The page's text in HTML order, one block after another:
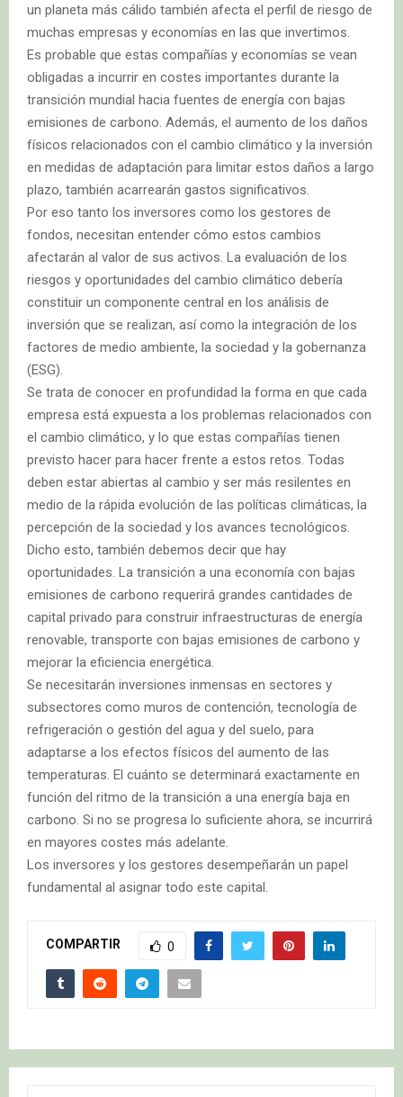
un planeta más cálido también afecta el perfil de riesgo de
muchas empresas y economías en las que invertimos.
Es probable que estas compañías y economías se vean
obligadas a incurrir en costes importantes durante la
transición mundial hacia fuentes de energía con bajas
emisiones de carbono. Además, el aumento de los daños
físicos relacionados con el cambio climático y la inversión
en medidas de adaptación para limitar estos daños a largo
plazo, también acarrearán gastos significativos.
Por eso tanto los inversores como los gestores de
fondos, necesitan entender cómo estos cambios
afectarán al valor de sus activos. La evaluación de los
riesgos y oportunidades del cambio climático debería
constituir un componente central en los análisis de
inversión que se realizan, así como la integración de los
factores de medio ambiente, la sociedad y la gobernanza
(ESG).
Se trata de conocer en profundidad la forma en que cada
empresa está expuesta a los problemas relacionados con
el cambio climático, y lo que estas compañías tienen
previsto hacer para hacer frente a estos retos. Todas
deben estar abiertas al cambio y ser más resilentes en
medio de la rápida evolución de las políticas climáticas, la
percepción de la sociedad y los avances tecnológicos.
Dicho esto, también debemos decir que hay
oportunidades. La transición a una economía con bajas
emisiones de carbono requerirá grandes cantidades de
capital privado para construir infraestructuras de energía
renovable, transporte con bajas emisiones de carbono y
mejorar la eficiencia energética.
Se necesitarán inversiones inmensas en sectores y
subsectores como muros de contención, tecnología de
refrigeración o gestión del agua y del suelo, para
adaptarse a los efectos físicos del aumento de las
temperaturas. El cuánto se determinará exactamente en
función del ritmo de la transición a una energía baja en
carbono. Si no se progresa lo suficiente ahora, se incurrirá
en mayores costes más adelante.
Los inversores y los gestores desempeñarán un papel
fundamental al asignar todo este capital.
COMPARTIR 0